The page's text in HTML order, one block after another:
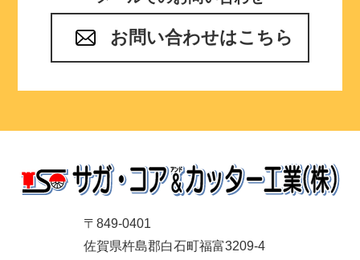
お問い合わせはこちら
〒849-0401
佐賀県杵島郡白石町福富3209-4